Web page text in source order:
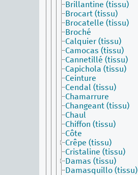
Brillantine (tissu)
Brocart (tissu)
Brocatelle (tissu)
Broché
Calquier (tissu)
Camocas (tissu)
Cannetillé (tissu)
Capichola (tissu)
Ceinture
Cendal (tissu)
Chamarrure
Changeant (tissu)
Chaul
Chiffon (tissu)
Côte
Crêpe (tissu)
Cristaline (tissu)
Damas (tissu)
Damasquillo (tissu)